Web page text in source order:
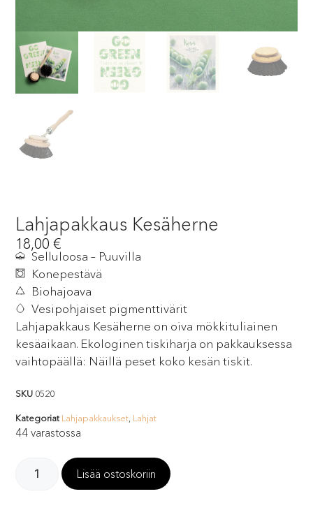
Lahjapakkaus Kesäherne
18,00€
Selluloosa – Puuvilla
Konepestävä
Biohajoava
Vesipohjaiset pigmenttivärit
Lahjapakkaus Kesäherne on oiva mökkituliainen
kesäaikaan. Ekologinen tiskiharja on pakkauksessa
vaihtopäällä: Näillä peset koko kesän tiskit.
SKU 0520
Kategoriat Lahjapakkaukset, Lahjat
44 varastossa
Lisää ostoskoriin